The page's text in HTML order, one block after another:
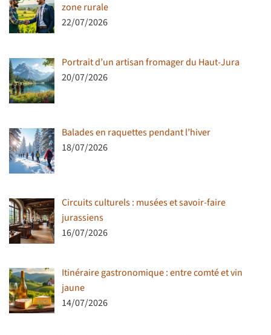
zone rurale
22/07/2026
Portrait d’un artisan fromager du Haut-Jura
20/07/2026
Balades en raquettes pendant l’hiver
18/07/2026
Circuits culturels : musées et savoir-faire
jurassiens
16/07/2026
Itinéraire gastronomique : entre comté et vin
jaune
14/07/2026